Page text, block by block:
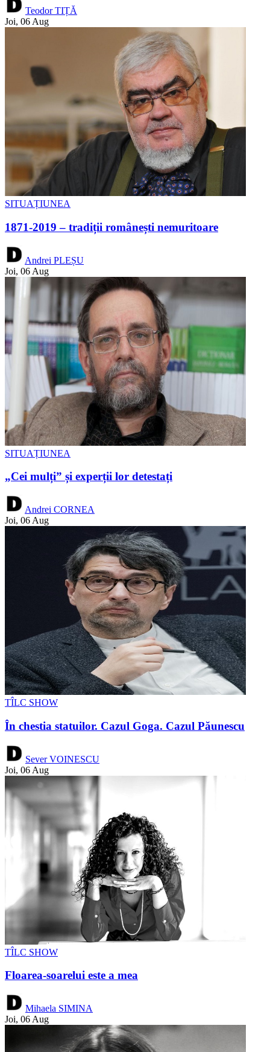
Teodor TIȚĂ
Joi, 06 Aug
SITUAȚIUNEA
1871-2019 – tradiții românești nemuritoare
Andrei PLEȘU
Joi, 06 Aug
SITUAȚIUNEA
„Cei mulți” și experții lor detestați
Andrei CORNEA
Joi, 06 Aug
TÎLC SHOW
În chestia statuilor. Cazul Goga. Cazul Păunescu
Sever VOINESCU
Joi, 06 Aug
TÎLC SHOW
Floarea-soarelui este a mea
Mihaela SIMINA
Joi, 06 Aug